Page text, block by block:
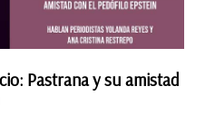
Pastrana y su amistad